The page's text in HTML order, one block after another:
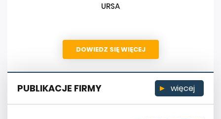
URSA
DOWIEDZ SIĘ WIĘCEJ
PUBLIKACJE FIRMY więcej